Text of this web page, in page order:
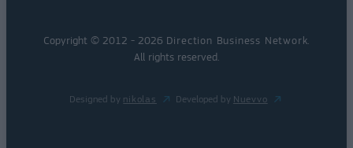
Copyright © 2012 - 2026 Direction Business Network
All rights reserved.
Designed by nikolas Developed by Nuevvo